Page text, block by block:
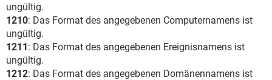
ungültig.
1210: Das Format des angegebenen Computernamens ist
ungültig.
1211: Das Format des angegebenen Ereignisnamens ist
ungültig.
1212: Das Format des angegebenen Domänennamens ist